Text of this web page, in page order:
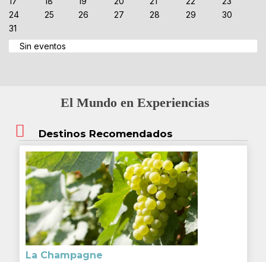
24
25 26 27 28 29
30
31
Sin eventos
El Mundo en Experiencias
Destinos Recomendados
La Champagne